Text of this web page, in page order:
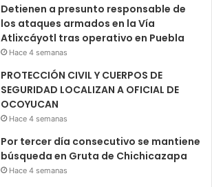
Detienen a presunto responsable de
los ataques armados en la Vía
Atlixcáyotl tras operativo en Puebla
Hace 4 semanas
PROTECCIÓN CIVIL Y CUERPOS DE
SEGURIDAD LOCALIZAN A OFICIAL DE
OCOYUCAN
Hace 4 semanas
Por tercer día consecutivo se mantiene
búsqueda en Gruta de Chichicazapa
Hace 4 semanas